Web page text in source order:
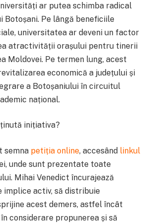
ar putea schimba radical
Botoșani. Pe lângă beneficiile
universitatea ar deveni un factor
atractivității orașului pentru tinerii
Moldovei. Pe termen lung, acest
economică a județului și
a Botoșaniului în circuitul
național.
inițiativa?
semna petiția online, accesând linkul
unde sunt prezentate toate
Mihai Venedict încurajează
implice activ, să distribuie
acest demers, astfel încât
considerare propunerea și să